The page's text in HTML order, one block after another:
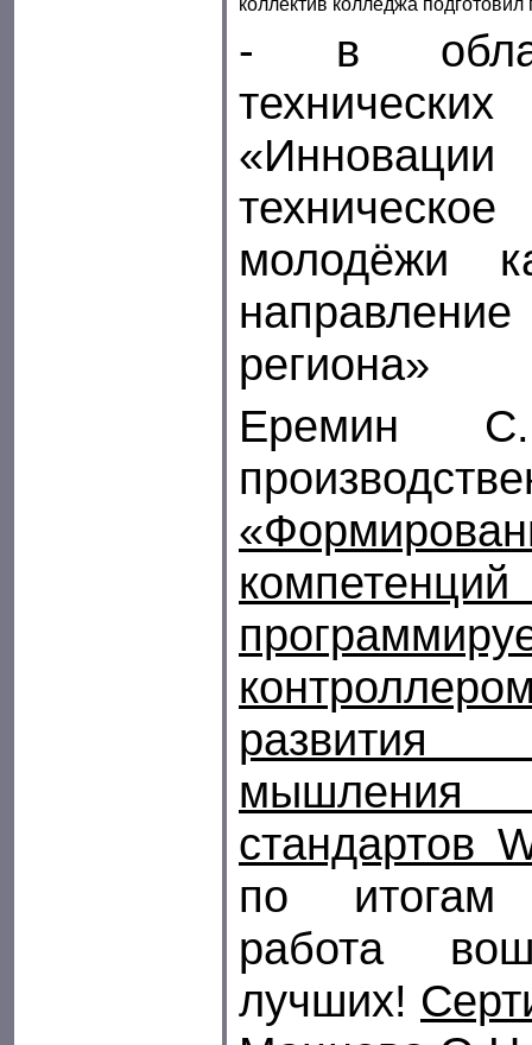
коллектив колледжа
- в
молодёжи
региона»
Еремин
развития
стандартов
по итогам
работа
лучших!